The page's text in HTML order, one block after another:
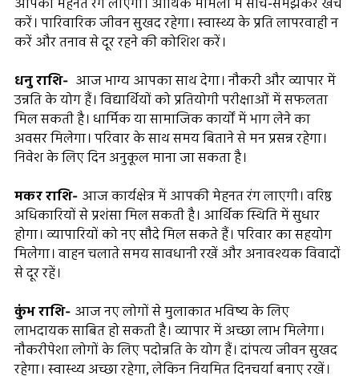
करें। पारिवारिक जीवन सुखद रहेगा। स्वास्थ्य के प्रति लापरवाही न
करें और तनाव से दूर रहने की कोशिश करें।
धनु राशि- आज भाग्य आपका साथ देगा। नौकरी और व्यापार में
उन्नति के योग हैं। विद्यार्थियों को प्रतियोगी परीक्षाओं में सफलता
मिल सकती है। धार्मिक या सामाजिक कार्यों में भाग लेने का
अवसर मिलेगा। परिवार के साथ समय बिताने से मन प्रसन्न रहेगा।
निवेश के लिए दिन अनुकूल माना जा सकता है।
मकर राशि- आज कार्यक्षेत्र में आपकी मेहनत रंग लाएगी। वरिष्ठ
अधिकारियों से प्रशंसा मिल सकती है। आर्थिक स्थिति में सुधार
होगा। व्यापारियों को नए सौदे मिल सकते हैं। परिवार का सहयोग
मिलेगा। वाहन चलाते समय सावधानी रखें और अनावश्यक विवादों
से दूर रहें।
कुंभ राशि- आज नए लोगों से मुलाकात भविष्य के लिए
लाभदायक साबित हो सकती है। व्यापार में अच्छा लाभ मिलेगा।
नौकरीपेशा लोगों के लिए पदोन्नति के योग हैं। दांपत्य जीवन सुखद
रहेगा। स्वास्थ्य अच्छा रहेगा, लेकिन नियमित दिनचर्या बनाए रखें।